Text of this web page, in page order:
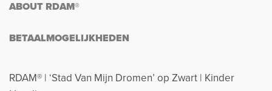
ABOUT RDAM®
BETAALMOGELIJKHEDEN
RDAM® | ‘Stad Van Mijn Dromen’ op Zwart | Kinder